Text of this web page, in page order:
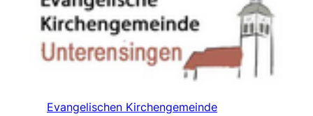
Evangelischen Kirchengemeinde